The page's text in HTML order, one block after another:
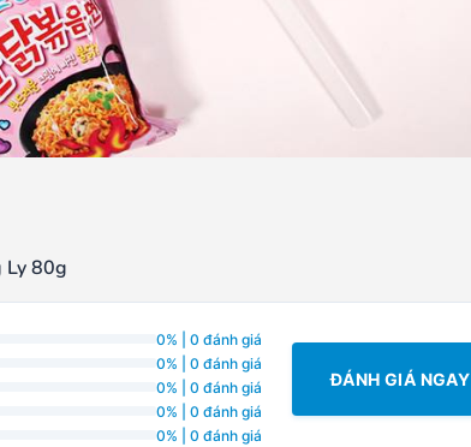
Ly 80g
0% | 0 đánh giá
0% | 0 đánh giá
0% | 0 đánh giá
0% | 0 đánh giá
0% | 0 đánh giá
ĐÁNH GIÁ NGAY